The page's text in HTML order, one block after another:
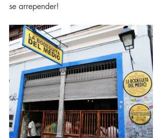
se arrepender!